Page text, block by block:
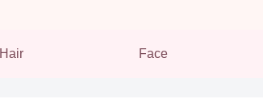
Hair Face